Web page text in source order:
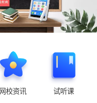
网校资讯 试听课